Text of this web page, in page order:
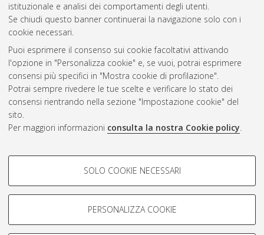
istituzionale e analisi dei comportamenti degli utenti.
Se chiudi questo banner continuerai la navigazione solo con i
cookie necessari.
Puoi esprimere il consenso sui cookie facoltativi attivando
l'opzione in "Personalizza cookie" e, se vuoi, potrai esprimere
consensi più specifici in "Mostra cookie di profilazione".
Potrai sempre rivedere le tue scelte e verificare lo stato dei
consensi rientrando nella sezione "Impostazione cookie" del
sito.
Per maggiori informazioni consulta la nostra Cookie policy.
COOKIE DI PROFILAZIONE -
Si tratta di cookie utilizzati per analizzare le caratteristiche della
navigazione degli utenti, creare profili in base al loro comportamento
SOLO COOKIE NECESSARI
PERSONALIZZA COOKIE
Atom
Rss 1.0
Rss 2.0
ISSN: 2038-7946
Impostazioni Cookie
Informativa sulla privacy
Condizioni d’uso del sito